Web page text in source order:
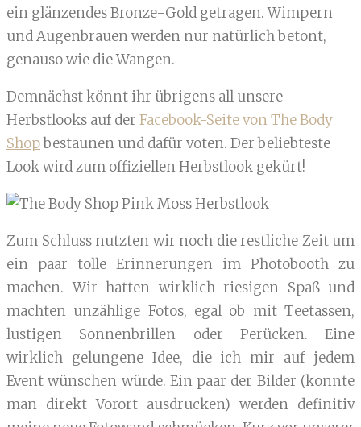
ein glänzendes Bronze-Gold getragen. Wimpern
und Augenbrauen werden nur natürlich betont,
genauso wie die Wangen.
Demnächst könnt ihr übrigens all unsere
Herbstlooks auf der Facebook-Seite von The Body
Shopbestaunen und dafür voten. Der beliebteste
Look wird zum offiziellen Herbstlook gekürt!
Zum Schluss nutzten wir noch die restliche Zeit um
ein paar tolle Erinnerungen im Photobooth zu
machen. Wir hatten wirklich riesigen Spaß und
machten unzählige Fotos, egal ob mit Teetassen,
lustigen Sonnenbrillen oder Perücken. Eine
wirklich gelungene Idee, die ich mir auf jedem
Event wünschen würde. Ein paar der Bilder (konnte
man direkt Vorort ausdrucken) werden definitiv